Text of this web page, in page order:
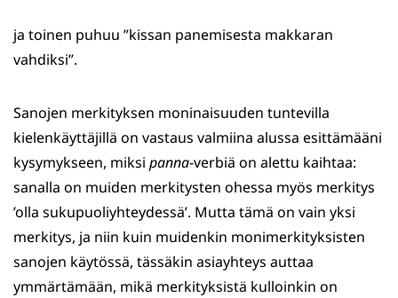
ja toinen puhuu ”kissan panemisesta makkaran
vahdiksi”.
Sanojen merkityksen moninaisuuden tuntevilla
kielenkäyttäjillä on vastaus valmiina alussa esittämääni
kysymykseen, miksi panna-verbiä on alettu kaihtaa:
sanalla on muiden merkitysten ohessa myös merkitys
’olla sukupuoliyhteydessä’. Mutta tämä on vain yksi
merkitys, ja niin kuin muidenkin monimerkityksisten
sanojen käytössä, tässäkin asiayhteys auttaa
ymmärtämään, mikä merkityksistä kulloinkin on